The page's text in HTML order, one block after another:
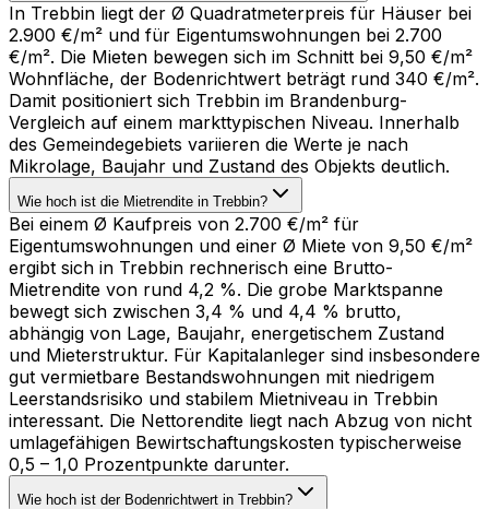
In Trebbin liegt der Ø Quadratmeterpreis für Häuser bei
2.900 €/m² und für Eigentumswohnungen bei 2.700
€/m². Die Mieten bewegen sich im Schnitt bei 9,50 €/m²
Wohnfläche, der Bodenrichtwert beträgt rund 340 €/m².
Damit positioniert sich Trebbin im Brandenburg-
Vergleich auf einem markttypischen Niveau. Innerhalb
des Gemeindegebiets variieren die Werte je nach
Mikrolage, Baujahr und Zustand des Objekts deutlich.
Wie hoch ist die Mietrendite in Trebbin?
Bei einem Ø Kaufpreis von 2.700 €/m² für
Eigentumswohnungen und einer Ø Miete von 9,50 €/m²
ergibt sich in Trebbin rechnerisch eine Brutto-
Mietrendite von rund 4,2 %. Die grobe Marktspanne
bewegt sich zwischen 3,4 % und 4,4 % brutto,
abhängig von Lage, Baujahr, energetischem Zustand
und Mieterstruktur. Für Kapitalanleger sind insbesondere
gut vermietbare Bestandswohnungen mit niedrigem
Leerstandsrisiko und stabilem Mietniveau in Trebbin
interessant. Die Nettorendite liegt nach Abzug von nicht
umlagefähigen Bewirtschaftungskosten typischerweise
0,5 – 1,0 Prozentpunkte darunter.
Wie hoch ist der Bodenrichtwert in Trebbin?